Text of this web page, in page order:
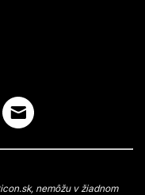
nemôžu v žiadnom